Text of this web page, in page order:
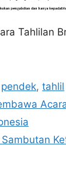
Tahlilan
pendek,tahlil